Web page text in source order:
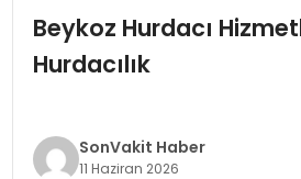
DÜNYA
SPOR
Beykoz Hurdacı
Hurdacılık
SonVakit Haber
11 Haziran 2026